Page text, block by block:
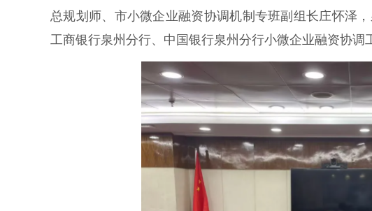
总规划师、市小微企业融资协调机制专班副组长庄怀泽
工商银行泉州分行、中国银行泉州分行小微企业融资协调